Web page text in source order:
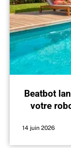
Beatbot
votre
14 juin 2026